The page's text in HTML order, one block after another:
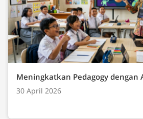
Meningkatkan Pedagogy dengan
30 April 2026